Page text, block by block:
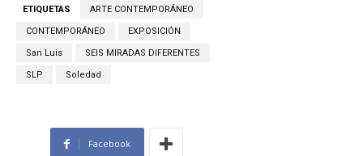
ETIQUETAS ARTE CONTEMPORÁNEO
CONTEMPORÁNEO EXPOSICIÓN
San Luis SEIS MIRADAS DIFERENTES
SLP Soledad
Facebook